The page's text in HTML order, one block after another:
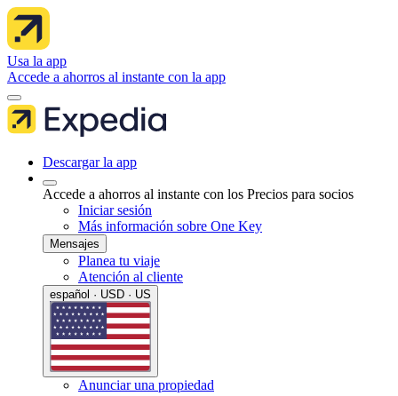
Usa la app
Accede a ahorros al instante con la app
Descargar la app
Accede a ahorros al instante con los Precios para socios
Iniciar sesión
Más información sobre One Key
Mensajes
Planea tu viaje
Atención al cliente
español · USD · US
Anunciar una propiedad